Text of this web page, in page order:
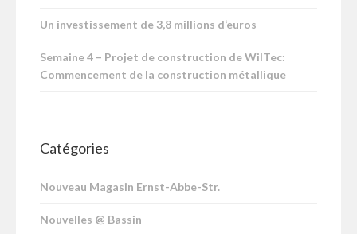
Un investissement de 3,8 millions d‘euros
Semaine 4 – Projet de construction de WilTec:
Commencement de la construction métallique
Catégories
Nouveau Magasin Ernst-Abbe-Str.
Nouvelles @ Bassin